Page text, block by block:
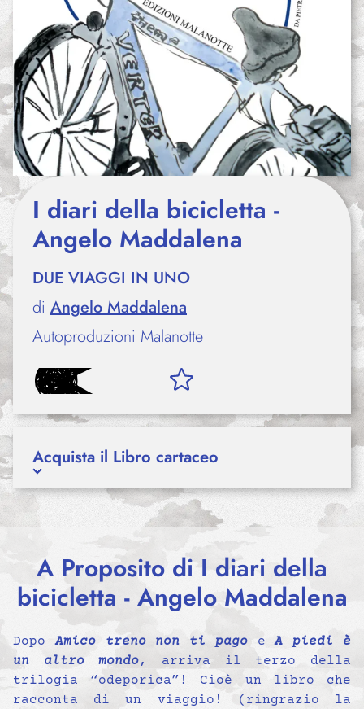
I diari della bicicletta -
Angelo Maddalena
DUE VIAGGI IN UNO
di Angelo Maddalena
Autoproduzioni Malanotte
Acquista il Libro cartaceo
A Proposito di I diari della
bicicletta - Angelo Maddalena
DopoAmico treno non ti pagoeA piedi è
un altro mondo, arriva il terzo della
trilogia “odeporica”! Cioè un libro che
racconta di un viaggio! (ringrazio la